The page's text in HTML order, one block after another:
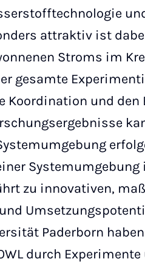
attraktiv ist
Stroms im
gesamte
Koordination und den
Systemumgebung
zu innovativen,
Paderborn
durch Experimente